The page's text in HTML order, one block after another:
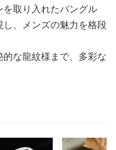
取り入れたバングル
、メンズの魅力を格段
な龍紋様まで、多彩な